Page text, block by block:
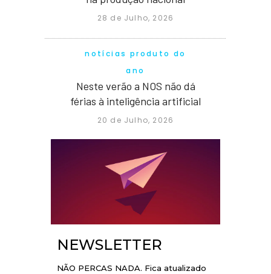
28 de Julho, 2026
notícias produto do
ano
Neste verão a NOS não dá
férias à inteligência artificial
20 de Julho, 2026
NEWSLETTER
NÃO PERCAS NADA. Fica atualizado